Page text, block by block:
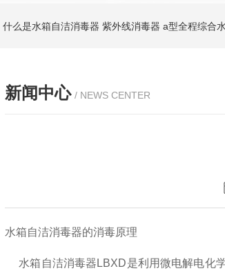
什么是水箱自洁消毒器 紫外线消毒器 a型全程综合
新闻中心 / NEWS CENTER
水箱自洁消毒器的消毒原理
水箱 自洁消毒器 LBXD是利用微电解电化